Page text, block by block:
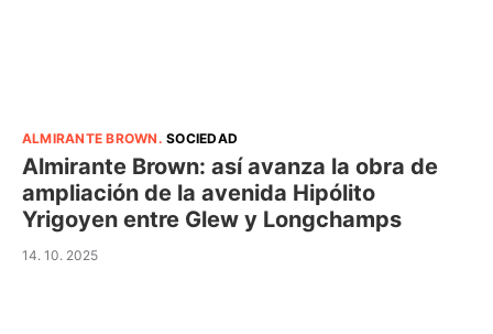
ALMIRANTE BROWN .SOCIEDAD
Almirante Brown: así avanza la obra de
ampliación de la avenida Hipólito
Yrigoyen entre Glew y Longchamps
14. 10. 2025